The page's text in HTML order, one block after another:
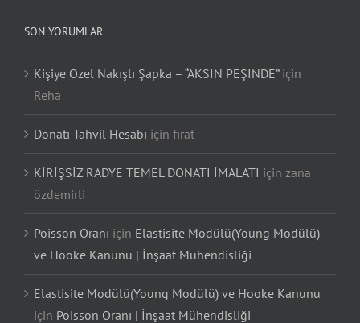
SON YORUMLAR
Kişiye Özel Nakışlı Şapka – “AKSIN PEŞİNDE”için
Reha
Donatı Tahvil Hesabı için fırat
KİRİŞSİZ RADYE TEMEL DONATI İMALATI için zana
özdemirli
Poisson Oranı için Elastisite Modülü(Young Modülü)
ve Hooke Kanunu | İnşaat Mühendisliği
Elastisite Modülü(Young Modülü) ve Hooke Kanunu
için Poisson Oranı | İnşaat Mühendisliği